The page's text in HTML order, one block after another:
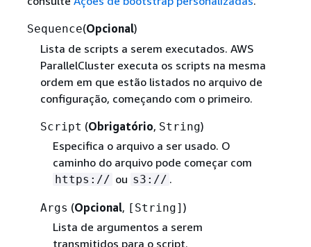
Sequence(Opcional)
Lista de scripts a serem executados. AWS
ParallelCluster executa os scripts na mesma
ordem em que estão listados no arquivo de
configuração, começando com o primeiro.
Script (Obrigatório, String)
Especifica o arquivo a ser usado. O
caminho do arquivo pode começar com
https:// ou s3:// .
Args (Opcional, [String] )
Lista de argumentos a serem
transmitidos para o script.